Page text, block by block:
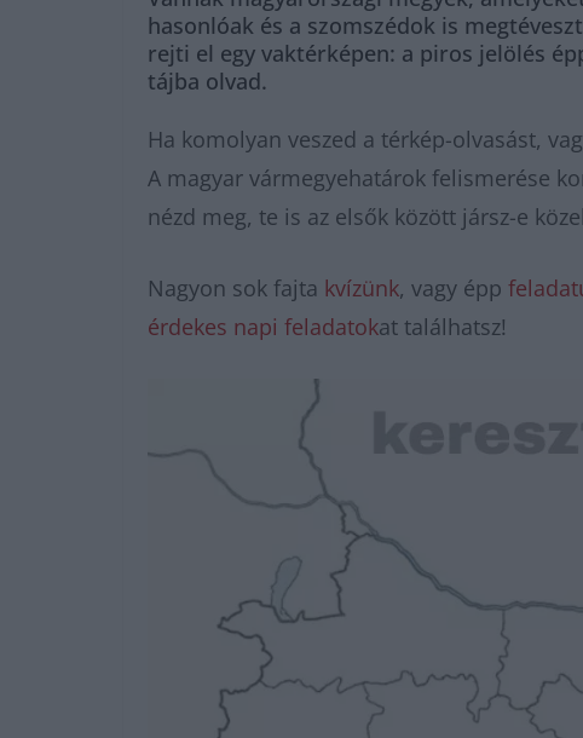
hasonlóak és a szomszédok is
rejti el egy vaktérképen: a piros jelölés
tájba olvad.
Ha komolyan veszed a térkép-olvasást,
A magyar vármegyehatárok felismerése
nézd meg, te is az elsők között jársz-e
Nagyon sok fajta kvízünk, vagy épp
érdekes napi feladatokat találhatsz!